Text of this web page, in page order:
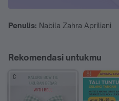
Penulis: Nabila Zahra Apriliani
Rekomendasi untukmu